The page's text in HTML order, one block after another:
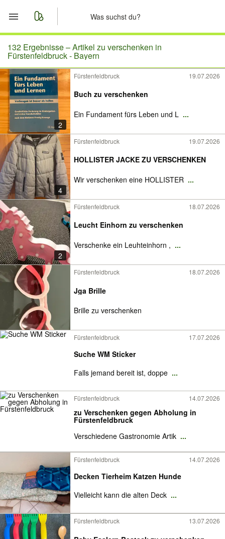
Start
Merkliste
Nachrichten
Anzeige aufgeben
132 Ergebnisse –Artikel zu verschenken in
Fürstenfeldbruck - Bayern
2
Fürstenfeldbruck 19.07.2026
Buch zu verschenken
Ein Fundament fürs Leben und L ...
4
Fürstenfeldbruck 19.07.2026
HOLLISTER JACKE ZU VERSCHENKEN
Wir verschenken eine HOLLISTER ...
2
Fürstenfeldbruck 18.07.2026
Leucht Einhorn zu verschenken
Verschenke ein Leuhteinhorn , ...
Fürstenfeldbruck 18.07.2026
Jga Brille
Brille zu verschenken
Fürstenfeldbruck 17.07.2026
Suche WM Sticker
Falls jemand bereit ist, doppe ...
Fürstenfeldbruck 14.07.2026
zu Verschenken gegen Abholung in
Fürstenfeldbruck
Verschiedene Gastronomie Artik ...
Fürstenfeldbruck 14.07.2026
Decken Tierheim Katzen Hunde
Vielleicht kann die alten Deck ...
Fürstenfeldbruck 13.07.2026